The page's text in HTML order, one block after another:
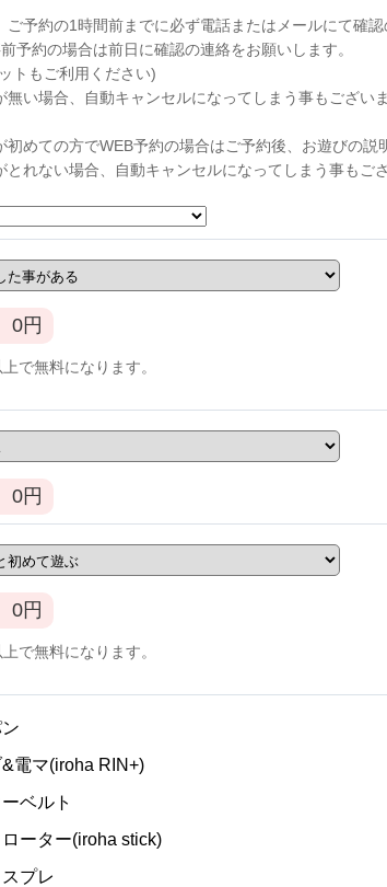
ご予約の1時間前までに必ず電話またはメールにて確認
予約の場合は前日に確認の連絡をお願いします。
トもご利用ください)
い場合、自動キャンセルになってしまう事もございま
初めての方でWEB予約の場合はご予約後、お遊びの説
れない場合、自動キャンセルになってしまう事もござ
0円
で無料になります。
0円
0円
で無料になります。
電マ(iroha RIN+)
ベルト
ーター(iroha stick)
プレ